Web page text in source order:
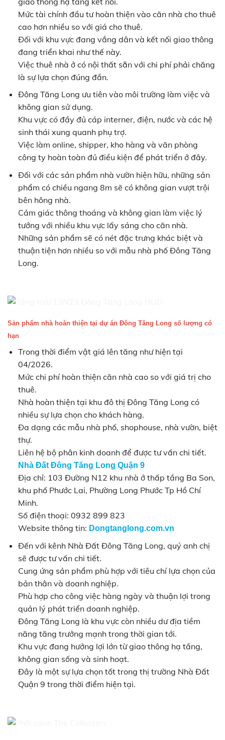
Mức tài chính đầu tư hoàn thiện vào căn nhà cho thuê
cao hơn nhiều so với giá cho thuê.
Đối với khu vực đang vắng dân và kết nối giao thông
đang triển khai như thế này.
Việc thuê nhà ở có nội thất sẵn với chi phí phải chăng
là sự lựa chọn đúng đắn.
Đông Tăng Long ưu tiên vào môi trường làm việc và
không gian sử dụng.
Khu vực có đầy đủ cáp interner, điện, nước và các hệ
sinh thái xung quanh phụ trợ.
Việc làm online, shipper, kho hàng và văn phòng
công ty hoàn toàn đủ điều kiện để phát triển ở đây.
Đối với các sản phẩm nhà vườn hiện hữu, những sản
phẩm có chiều ngang 8m sẽ có không gian vượt trội
bên hông nhà.
Cảm giác thông thoáng và không gian làm việc lý
tưởng với nhiều khu vực lấy sáng cho căn nhà.
Những sản phẩm sẽ có nét đặc trưng khác biệt và
thuận tiện hơn nhiều so với mẫu nhà phố Đông Tăng
Long.
Sản phẩm nhà hoàn thiện tại dự án Đông Tăng Long số lượng có
hạn
Trong thời điểm vật giá lên tăng như hiện tại
04/2026.
Mức chi phí hoàn thiện căn nhà cao so với giá trị cho
thuê.
Nhà hoàn thiện tại khu đô thị Đông Tăng Long có
nhiều sự lựa chọn cho khách hàng.
Đa dạng các mẫu nhà phố, shophouse, nhà vườn, biệt
thự.
Liên hệ bộ phân kinh doanh để được tư vấn chi tiết.
Nhà Đất Đông Tăng Long Quận 9
Địa chỉ: 103 Đường N12 khu nhà ở thấp tầng Ba Son,
khu phố Phước Lai, Phường Long Phước Tp Hồ Chí
Minh.
Số điện thoại: 0932 899 823
Website thông tin: Dongtanglong.com.vn
Đến với kênh Nhà Đất Đông Tăng Long, quý anh chị
sẽ được tư vấn chi tiết.
Cung ứng sản phẩm phù hợp với tiêu chí lựa chọn của
bản thân và doanh nghiệp.
Phù hợp cho công việc hàng ngày và thuận lợi trong
quản lý phát triển doanh nghiệp.
Đông Tăng Long là khu vực còn nhiều dư địa tiềm
năng tăng trưởng mạnh trong thời gian tới.
Khu vực đang hưởng lợi lớn từ giao thông hạ tầng,
không gian sống và sinh hoạt.
Đây là một sự lựa chọn tốt trong thị trường Nhà Đất
Quận 9 trong thời điểm hiện tại.